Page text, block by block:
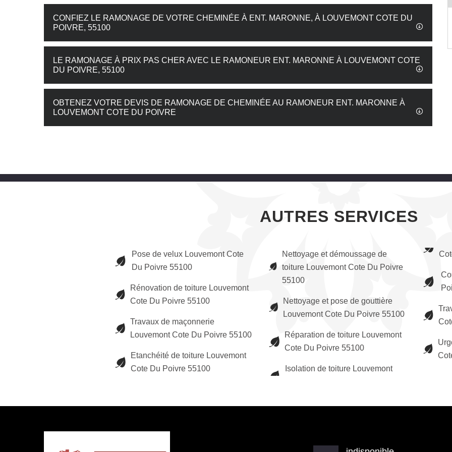
CONFIEZ LE RAMONAGE DE VOTRE CHEMINÉE À ENT. MARONNE, À LOUVEMONT COTE DU
POIVRE, 55100
LE RAMONAGE À PRIX PAS CHER AVEC LE RAMONEUR ENT. MARONNE À LOUVEMONT COTE
DU POIVRE, 55100
OBTENEZ VOTRE DEVIS DE RAMONAGE DE CHEMINÉE AU RAMONEUR ENT. MARONNE À
LOUVEMONT COTE DU POIVRE
AUTRES SERVICES
Pose de velux Louvemont Cote
Du Poivre 55100
Rénovation de toiture Louvemont
Cote Du Poivre 55100
Travaux de maçonnerie
Louvemont Cote Du Poivre 55100
Etanchéité de toiture Louvemont
Cote Du Poivre 55100
Nettoyage et démoussage de
toiture Louvemont Cote Du Poivre
55100
Nettoyage et pose de gouttière
Louvemont Cote Du Poivre 55100
Réparation de toiture Louvemont
Cote Du Poivre 55100
Isolation de toiture Louvemont